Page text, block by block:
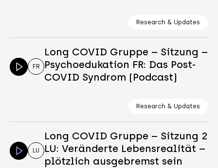
Research & Updates
FR
Long COVID Gruppe – Sitzung –
Psychoedukation FR: Das Post-
COVID Syndrom (Podcast)
Research & Updates
LU
Long COVID Gruppe – Sitzung 2
LU: Veränderte Lebensrealität –
plötzlich ausgebremst sein